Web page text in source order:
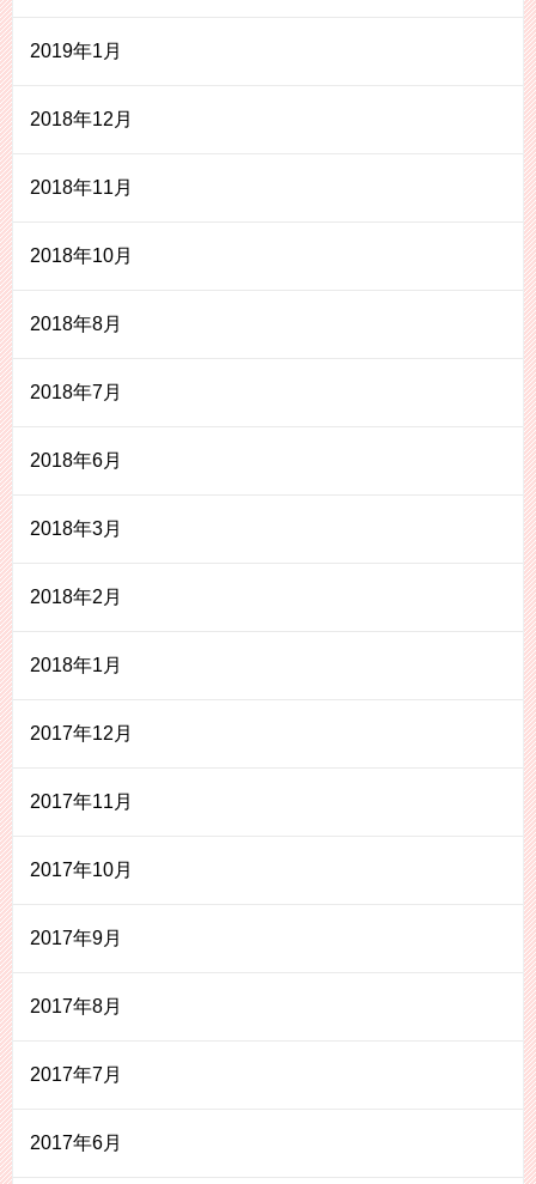
2019年1月
2018年12月
2018年11月
2018年10月
2018年8月
2018年7月
2018年6月
2018年3月
2018年2月
2018年1月
2017年12月
2017年11月
2017年10月
2017年9月
2017年8月
2017年7月
2017年6月